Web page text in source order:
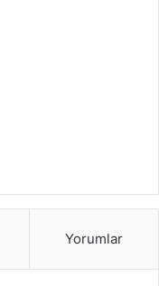
Yorumlar